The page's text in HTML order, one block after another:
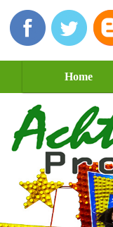
Home